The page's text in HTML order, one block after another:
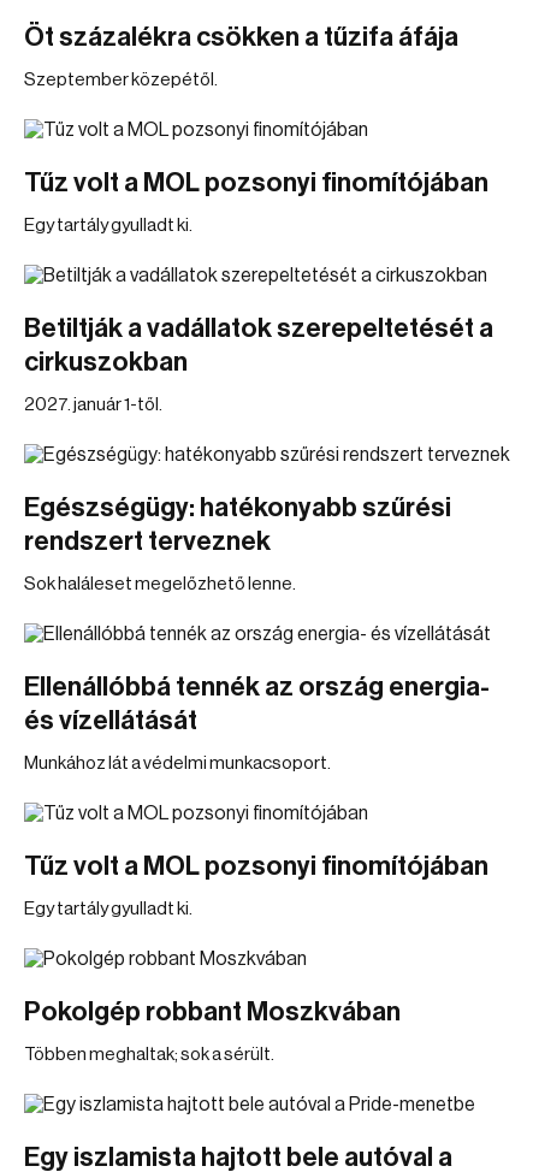
Öt százalékra csökken a tűzifa áfája
Szeptember közepétől.
Tűz volt a MOL pozsonyi finomítójában
Egy tartály gyulladt ki.
Betiltják a vadállatok szerepeltetését a
cirkuszokban
2027. január 1-től.
Egészségügy: hatékonyabb szűrési
rendszert terveznek
Sok haláleset megelőzhető lenne.
Ellenállóbbá tennék az ország energia-
és vízellátását
Munkához lát a védelmi munkacsoport.
Tűz volt a MOL pozsonyi finomítójában
Egy tartály gyulladt ki.
Pokolgép robbant Moszkvában
Többen meghaltak; sok a sérült.
Egy iszlamista hajtott bele autóval a